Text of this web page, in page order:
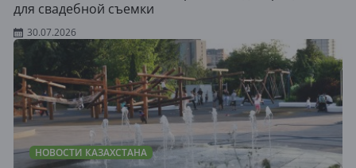
для свадебной съемки
30.07.2026
НОВОСТИ КАЗАХСТАНА